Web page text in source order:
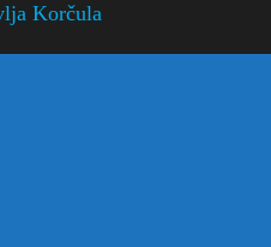
Korčula